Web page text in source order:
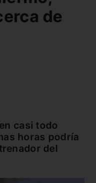
de
casi todo
horas podría
del